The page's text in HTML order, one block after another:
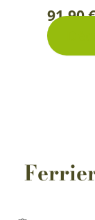
91,90